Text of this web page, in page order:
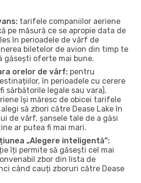
tarifele companiilor aeriene
pe măsură ce se apropie data de
în perioadele de vârf de
biletelor de avion din timp te
găsești oferte mai bune.
orelor de vârf: pentru
în perioadele cu cerere
sărbătorile legale sau vara),
își măresc de obicei tarifele
să zbori către Dease Lake în
de vârf, șansele tale de a găsi
ar putea fi mai mari.
„Alegere inteligentă”:
îți permite să găsești cel mai
zbor din lista de
când cauți zboruri către Dease